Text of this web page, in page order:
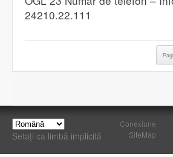
24210.22.111
Setați ca limbă implicită
Conexiune
SiteMap